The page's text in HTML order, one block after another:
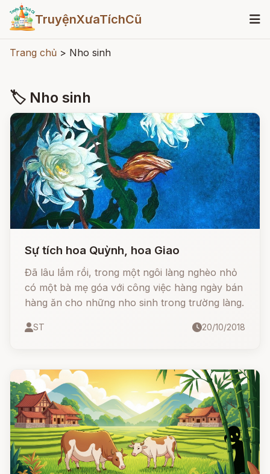
TruyệnXưaTíchCũ
Trang chủ > Nho sinh
🏷 Nho sinh
Sự tích hoa Quỳnh, hoa Giao
Đã lâu lắm rồi, trong một ngôi làng nghèo nhỏ
có một bà mẹ góa với công việc hàng ngày bán
hàng ăn cho những nho sinh trong trường làng.
ST 20/10/2018